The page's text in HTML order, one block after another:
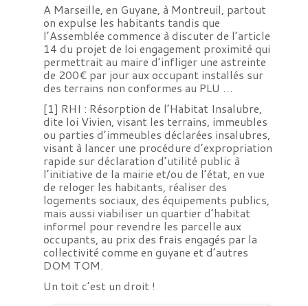
A Marseille, en Guyane, à Montreuil, partout
on expulse les habitants tandis que
l’Assemblée commence à discuter de l’article
14 du projet de loi engagement proximité qui
permettrait au maire d’infliger une astreinte
de 200€ par jour aux occupant installés sur
des terrains non conformes au PLU …
[1] RHI : Résorption de l’Habitat Insalubre,
dite loi Vivien, visant les terrains, immeubles
ou parties d’immeubles déclarées insalubres,
visant à lancer une procédure d’expropriation
rapide sur déclaration d’utilité public à
l’initiative de la mairie et/ou de l’état, en vue
de reloger les habitants, réaliser des
logements sociaux, des équipements publics,
mais aussi viabiliser un quartier d’habitat
informel pour revendre les parcelle aux
occupants, au prix des frais engagés par la
collectivité comme en guyane et d’autres
DOM TOM.
Un toit c’est un droit !